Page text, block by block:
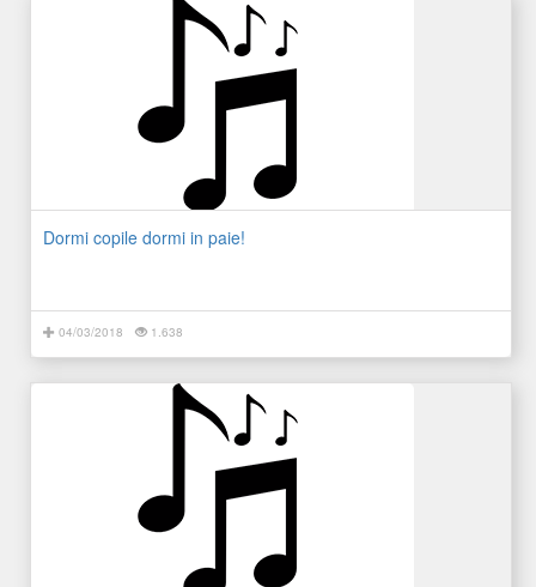
Dormi copile dormi in paie!
04/03/2018 1.638